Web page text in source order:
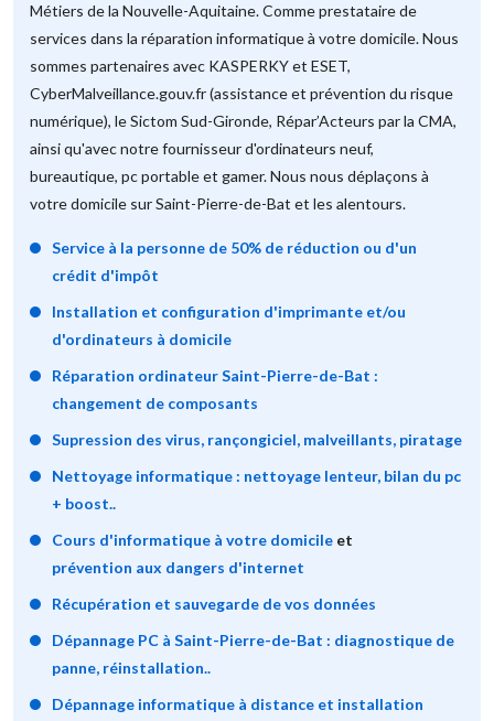
Métiers de la Nouvelle-Aquitaine. Comme prestataire de
services dans la réparation informatique à votre domicile. Nous
sommes partenaires avec KASPERKY et ESET,
CyberMalveillance.gouv.fr (assistance et prévention du risque
numérique), le Sictom Sud-Gironde, Répar’Acteurs par la CMA,
ainsi qu'avec notre fournisseur d'ordinateurs neuf,
bureautique, pc portable et gamer. Nous nous déplaçons à
votre domicile sur Saint-Pierre-de-Bat et les alentours.
Service à la personne de 50% de réduction ou d'un
crédit d'impôt
Installation et configuration d'imprimante et/ou
d'ordinateurs à domicile
Réparation ordinateur Saint-Pierre-de-Bat :
changement de composants
Supression des virus, rançongiciel, malveillants, piratage
Nettoyage informatique : nettoyage lenteur, bilan du pc
+ boost..
Cours d'informatique à votre domicile et
prévention aux dangers d'internet
Récupération et sauvegarde de vos données
Dépannage PC à Saint-Pierre-de-Bat : diagnostique de
panne, réinstallation..
Dépannage informatique à distance et installation